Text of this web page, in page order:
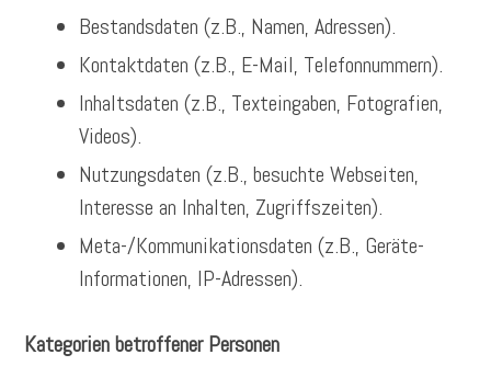
Bestandsdaten (z.B., Namen, Adressen).
Kontaktdaten (z.B., E-Mail, Telefonnummern).
Inhaltsdaten (z.B., Texteingaben, Fotografien,
Videos).
Nutzungsdaten (z.B., besuchte Webseiten,
Interesse an Inhalten, Zugriffszeiten).
Meta-/Kommunikationsdaten (z.B., Geräte-
Informationen, IP-Adressen).
Kategorien betroffener Personen